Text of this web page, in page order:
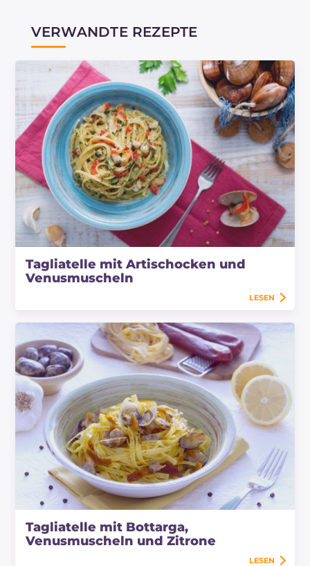
VERWANDTE REZEPTE
Tagliatelle mit Artischocken und
Venusmuscheln
LESEN
Tagliatelle mit Bottarga,
Venusmuscheln und Zitrone
LESEN